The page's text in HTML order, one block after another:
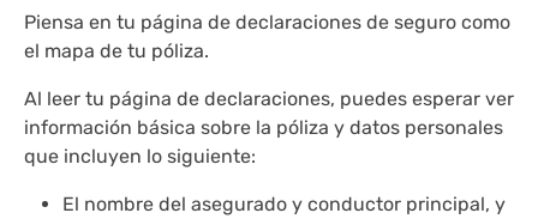
Piensa en tu página de declaraciones de seguro como
el mapa de tu póliza.
Al leer tu página de declaraciones, puedes esperar ver
información básica sobre la póliza y datos personales
que incluyen lo siguiente:
El nombre del asegurado y conductor principal, y